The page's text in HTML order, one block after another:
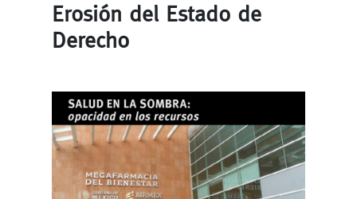
Erosión del Estado de
Derecho